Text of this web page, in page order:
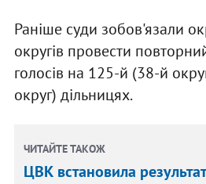
Раніше суди зобов'язали
округів провести
голосів на 125-й (38-й
округ) дільницях.
ЧИТАЙТЕ ТАКОЖ
ЦВК встановила